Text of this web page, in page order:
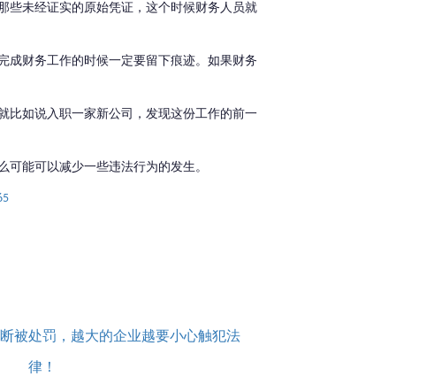
些未经证实的原始凭证，这个时候财务人员就
成财务工作的时候一定要留下痕迹。如果财务
比如说入职一家新公司，发现这份工作的前一
能可以减少一些违法行为的发生。
被处罚，越大的企业越要小心触犯法
律！